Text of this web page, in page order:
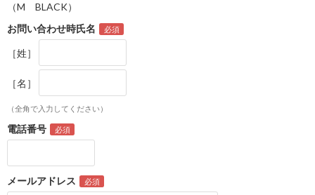
（M BLACK）
お問い合わせ時氏名
［姓］
［名］
（全角で入力してください）
電話番号
メールアドレス